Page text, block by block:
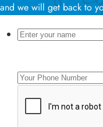
and we will get back to